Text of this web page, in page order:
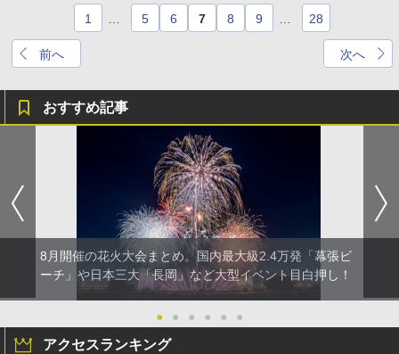
前へ
1 5 6 7 8 9 28
次へ
おすすめ記事
8月開催の花火大会まとめ。国内最大級2.4万発「幕張ビ
ーチ」や日本三大「長岡」など大型イベント目白押し！
● ● ● ● ● ●
アクセスランキング